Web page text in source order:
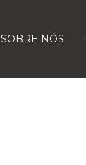
SOBRE NÓS